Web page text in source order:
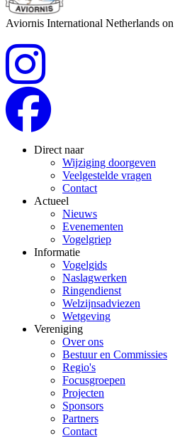
Aviornis International Netherlands
Direct naar
Wijziging doorgeven
Veelgestelde vragen
Contact
Actueel
Nieuws
Evenementen
Vogelgriep
Informatie
Vogelgids
Naslagwerken
Ringendienst
Welzijnsadviezen
Wetgeving
Vereniging
Over ons
Bestuur en Commissies
Regio's
Focusgroepen
Projecten
Sponsors
Partners
Contact